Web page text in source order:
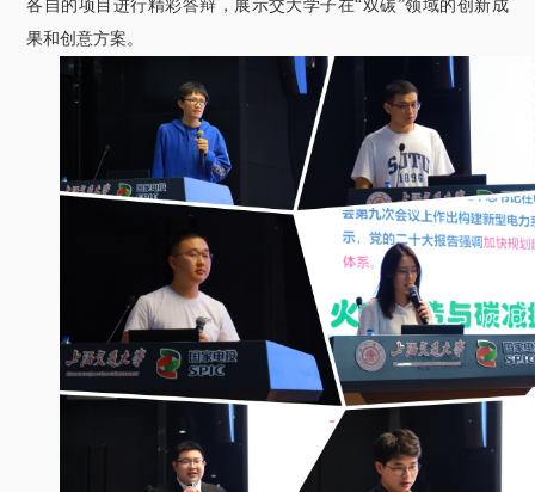
各自的项目进行精彩答辩，展示交大学子在“双碳”领域的创新成
果和创意方案。